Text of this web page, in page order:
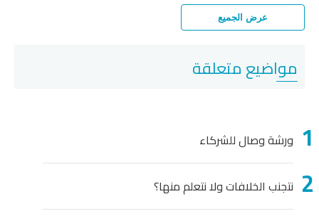
عرض الجميع
مواضيع متعلقة
ورشة وصال للشركاء
نتجنب الخلافات ولا نتعلم منها؟